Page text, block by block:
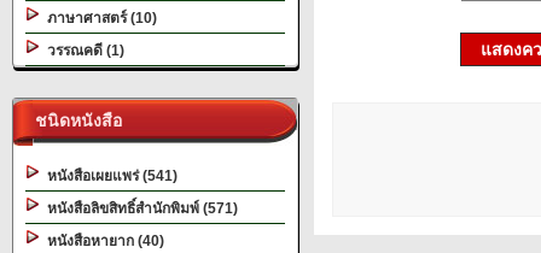
ภาษาศาสตร์ (10)
วรรณคดี (1)
ชนิดหนังสือ
หนังสือเผยแพร่ (541)
หนังสือลิขสิทธิ์สำนักพิมพ์ (571)
หนังสือหายาก (40)
แสดงค